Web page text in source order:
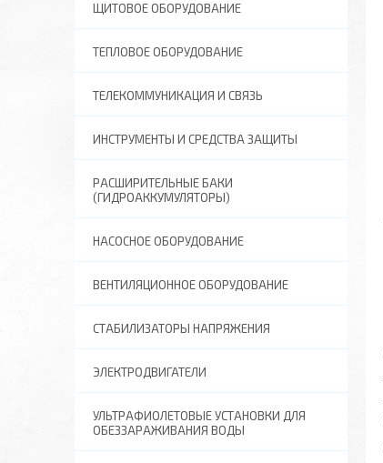
ЩИТОВОЕ ОБОРУДОВАНИЕ
ТЕПЛОВОЕ ОБОРУДОВАНИЕ
ТЕЛЕКОММУНИКАЦИЯ И СВЯЗЬ
ИНСТРУМЕНТЫ И СРЕДСТВА ЗАЩИТЫ
РАСШИРИТЕЛЬНЫЕ БАКИ
(ГИДРОАККУМУЛЯТОРЫ)
НАСОСНОЕ ОБОРУДОВАНИЕ
ВЕНТИЛЯЦИОННОЕ ОБОРУДОВАНИЕ
СТАБИЛИЗАТОРЫ НАПРЯЖЕНИЯ
ЭЛЕКТРОДВИГАТЕЛИ
УЛЬТРАФИОЛЕТОВЫЕ УСТАНОВКИ ДЛЯ
ОБЕЗЗАРАЖИВАНИЯ ВОДЫ